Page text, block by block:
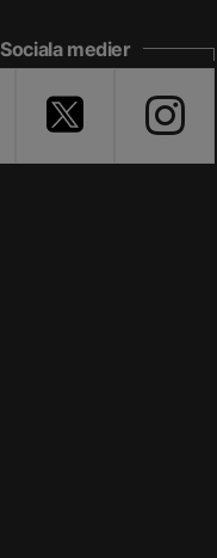
Sociala medier